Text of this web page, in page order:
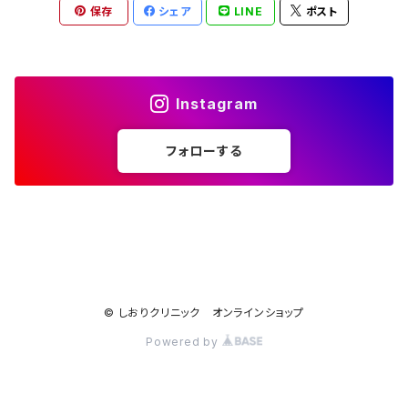
保存 シェア LINE ポスト
Instagram
フォローする
© しおりクリニック オンラインショップ
Powered by